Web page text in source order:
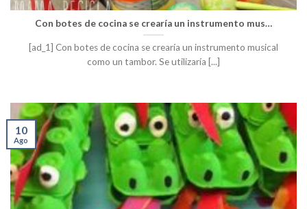
Con botes de cocina se crearía un instrumento mus…
[ad_1] Con botes de cocina se crearía un instrumento musical
como un tambor. Se utilizaría [...]
10
Ago